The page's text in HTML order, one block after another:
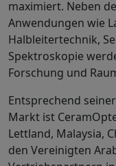
maximiert. Neben
Anwendungen wie
Halbleitertechnik,
Spektroskopie
Forschung und
Entsprechend
Markt ist
Lettland, Malaysia,
den Vereinigten